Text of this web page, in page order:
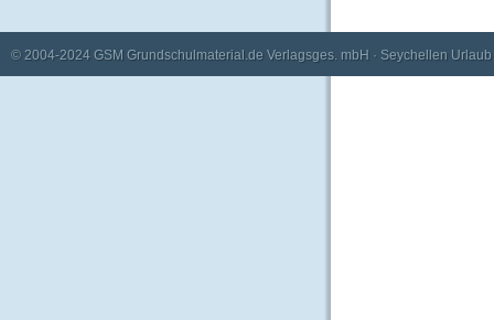
© 2004-2024 GSM Grundschulmaterial.de Verlagsges. mbH · Seychellen Urlaub